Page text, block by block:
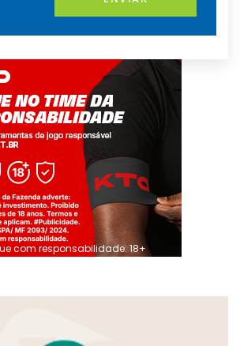
com responsabilidade. 18+